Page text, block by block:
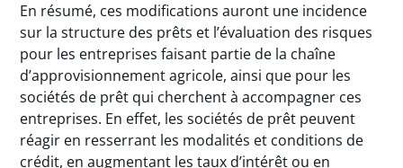
En résumé, ces modifications auront une incidence
sur la structure des prêts et l’évaluation des risques
pour les entreprises faisant partie de la chaîne
d’approvisionnement agricole, ainsi que pour les
sociétés de prêt qui cherchent à accompagner ces
entreprises. En effet, les sociétés de prêt peuvent
réagir en resserrant les modalités et conditions de
crédit, en augmentant les taux d’intérêt ou en